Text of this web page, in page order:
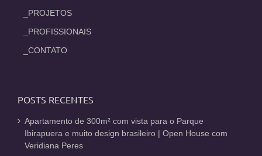
_PROJETOS
_PROFISSIONAIS
_CONTATO
POSTS RECENTES
Apartamento de 300m² com vista para o Parque
Ibirapuera e muito design brasileiro | Open House com
Veridiana Peres